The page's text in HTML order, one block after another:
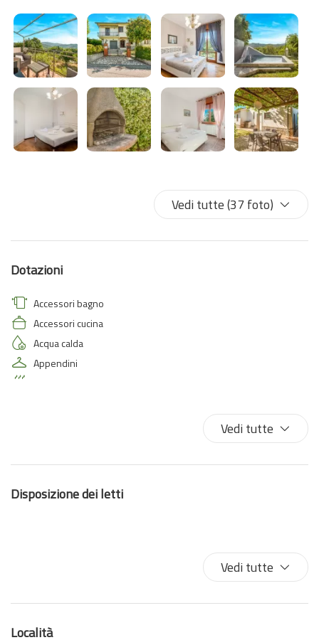
campagna.
Posizione Strategica: Situata a breve distanza da La Spezia e
dalle affascinanti Cinque Terre, la nostra villa rappresenta il
punto di partenza ideale per esplorare le bellezze naturali e
culturali della regione.
Tre camere da letto matrimoniali, due cucine, due bagno , giardino
, terrazza, due soggiorni , cosa volere di più per la propria vacanza
?
Vedi tutte (37 foto)
Dotazioni
Accessori bagno
Accessori cucina
Acqua calda
Appendini
Biancheria da letto
Cucina
Fornelli
Vedi tutte
Disposizione dei letti
Vedi tutte
Località